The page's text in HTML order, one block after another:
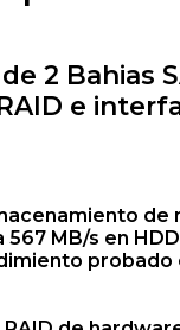
2 Bahias
e
de
MB/s en
probado